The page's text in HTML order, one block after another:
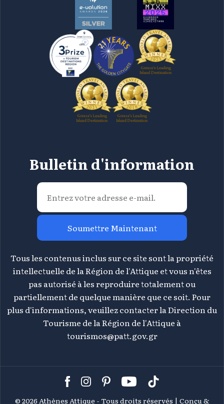
Bulletin d'information
Soumettre Maintenant
Tous les contenus inclus sur ce site sont la propriété
intellectuelle de la Région de l'Attique et vous n'êtes
pas autorisé à les reproduire totalement ou
partiellement de quelque manière que ce soit. Pour
plus d'informations, veuillez contacter la Direction du
Tourisme de la Région de l'Attique à
tourismos@patt.gov.gr
© 2026 Athènes Attique - Tous droits réservés | Conçu &